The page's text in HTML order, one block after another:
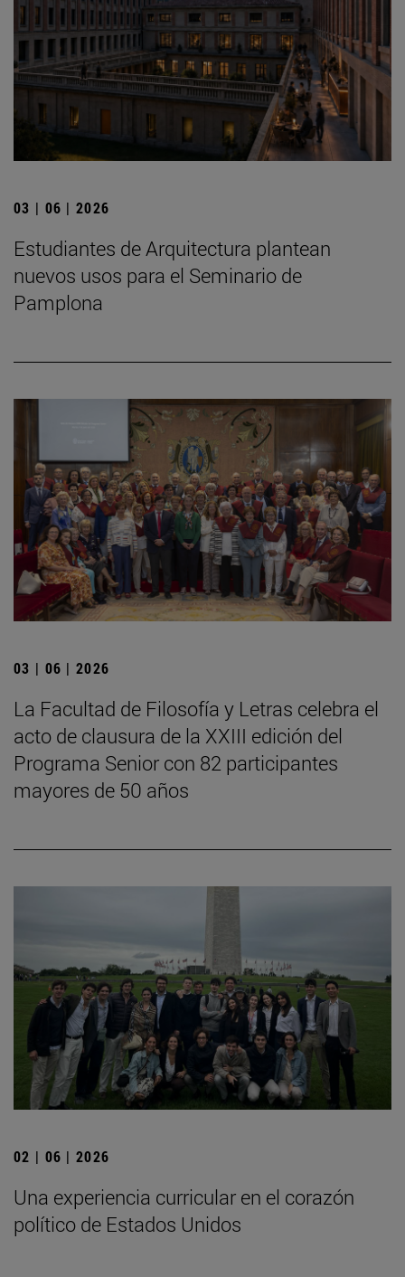
03 | 06 | 2026
Estudiantes de Arquitectura plantean
nuevos usos para el Seminario de
Pamplona
03 | 06 | 2026
La Facultad de Filosofía y Letras celebra el
acto de clausura de la XXIII edición del
Programa Senior con 82 participantes
mayores de 50 años
02 | 06 | 2026
Una experiencia curricular en el corazón
político de Estados Unidos